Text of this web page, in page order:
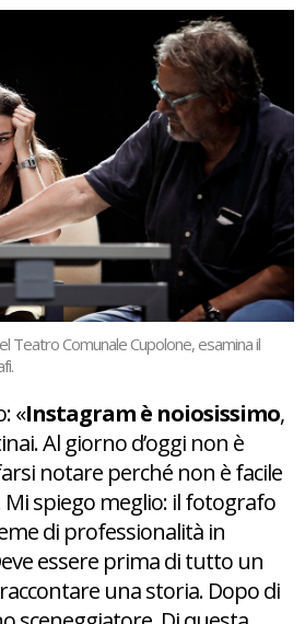
Teatro Comunale Cupolone, esamina il
«Instagram è noiosissimo,
Al giorno d’oggi non è
notare perché non è facile
Mi spiego meglio: il fotografo
di professionalità in
essere prima di tutto un
una storia. Dopo di